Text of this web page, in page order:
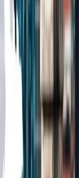
para
los chatbots en la
Viajes A La
durante
enamorarte de
para
Trucos Para